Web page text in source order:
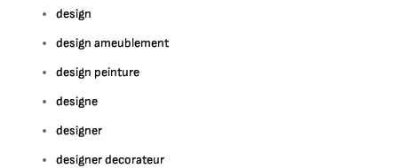
design
design ameublement
design peinture
designe
designer
designer decorateur